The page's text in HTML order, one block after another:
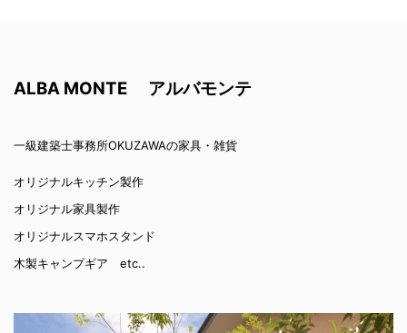
ALBA MONTE アルバモンテ
一級建築士事務所OKUZAWAの家具・雑貨
オリジナルキッチン製作
オリジナル家具製作
オリジナルスマホスタンド
木製キャンプギア etc..